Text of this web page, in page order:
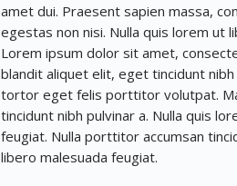
amet dui. Praesent sapien massa,
egestas non nisi. Nulla quis lorem ut
Lorem ipsum dolor sit amet,
blandit aliquet elit, eget tincidunt
tortor eget felis porttitor volutpat.
tincidunt nibh pulvinar a. Nulla quis
feugiat. Nulla porttitor accumsan
libero malesuada feugiat.